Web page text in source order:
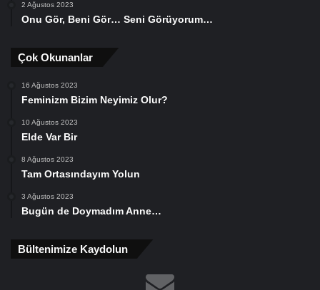
2 Ağustos 2023
Onu Gör, Beni Gör… Seni Görüyorum…
Çok Okunanlar
16 Ağustos 2023
Feminizm Bizim Neyimiz Olur?
10 Ağustos 2023
Elde Var Bir
8 Ağustos 2023
Tam Ortasındayım Yolun
3 Ağustos 2023
Bugün de Doymadım Anne…
Bültenimize Kaydolun